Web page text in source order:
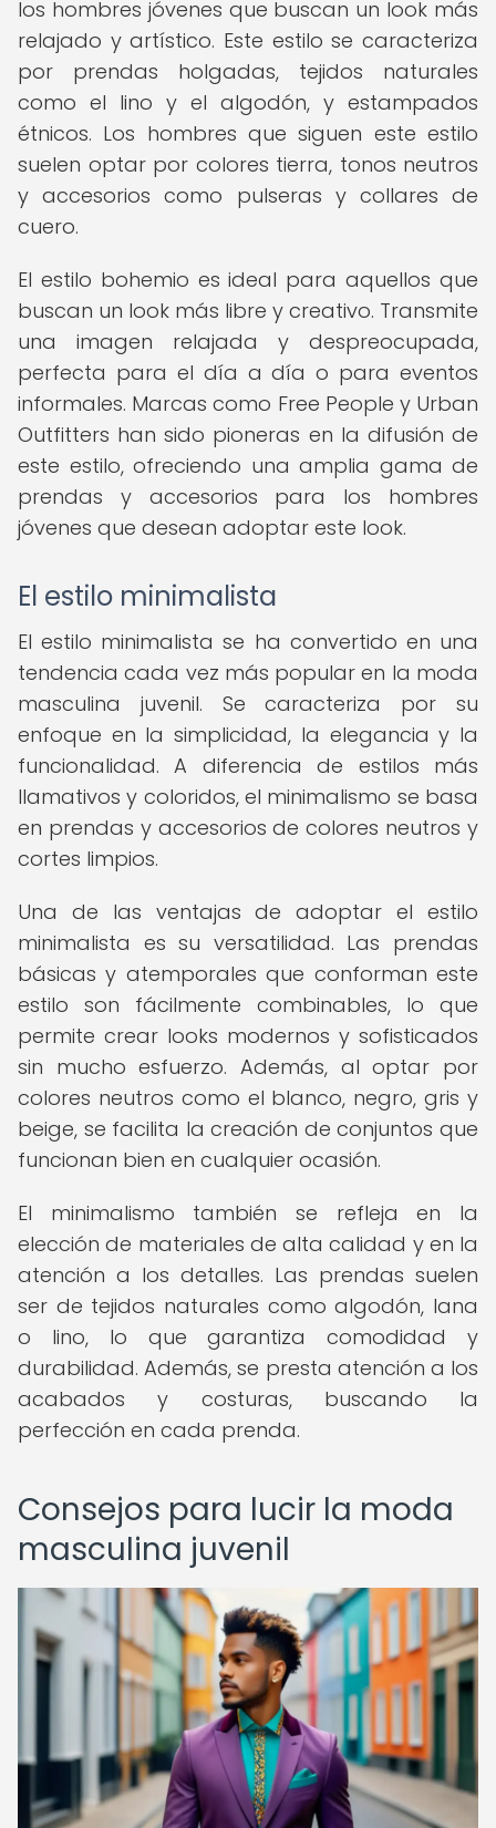
los hombres jóvenes que buscan un look más
relajado y artístico. Este estilo se caracteriza
por prendas holgadas, tejidos naturales
como el lino y el algodón, y estampados
étnicos. Los hombres que siguen este estilo
suelen optar por colores tierra, tonos neutros
y accesorios como pulseras y collares de
cuero.
El estilo bohemio es ideal para aquellos que
buscan un look más libre y creativo. Transmite
una imagen relajada y despreocupada,
perfecta para el día a día o para eventos
informales. Marcas como Free People y Urban
Outfitters han sido pioneras en la difusión de
este estilo, ofreciendo una amplia gama de
prendas y accesorios para los hombres
jóvenes que desean adoptar este look.
El estilo minimalista
El estilo minimalista se ha convertido en una
tendencia cada vez más popular en la moda
masculina juvenil. Se caracteriza por su
enfoque en la simplicidad, la elegancia y la
funcionalidad. A diferencia de estilos más
llamativos y coloridos, el minimalismo se basa
en prendas y accesorios de colores neutros y
cortes limpios.
Una de las ventajas de adoptar el estilo
minimalista es su versatilidad. Las prendas
básicas y atemporales que conforman este
estilo son fácilmente combinables, lo que
permite crear looks modernos y sofisticados
sin mucho esfuerzo. Además, al optar por
colores neutros como el blanco, negro, gris y
beige, se facilita la creación de conjuntos que
funcionan bien en cualquier ocasión.
El minimalismo también se refleja en la
elección de materiales de alta calidad y en la
atención a los detalles. Las prendas suelen
ser de tejidos naturales como algodón, lana
o lino, lo que garantiza comodidad y
durabilidad. Además, se presta atención a los
acabados y costuras, buscando la
perfección en cada prenda.
Consejos para lucir la moda
masculina juvenil